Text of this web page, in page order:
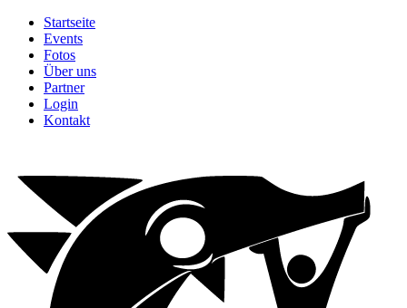
Startseite
Events
Fotos
Über uns
Partner
Login
Kontakt